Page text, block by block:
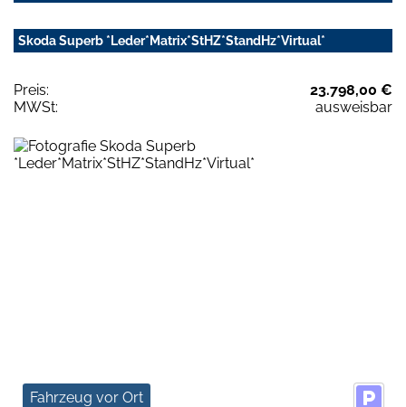
Skoda Superb *Leder*Matrix*StHZ*StandHz*Virtual*
Preis:
23.798,00 €
MWSt:
ausweisbar
Fahrzeug vor Ort